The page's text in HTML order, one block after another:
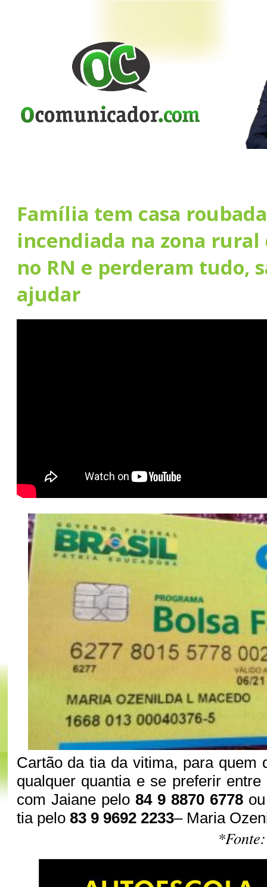
Família tem casa
incendiada na zona rural
no RN e perderam tudo,
ajudar
Cartão da tia da vitima, para quem
qualquer quantia e se preferir
com Jaiane pelo 84 9 8870 6778
tia pelo 83 9 9692 2233– Maria